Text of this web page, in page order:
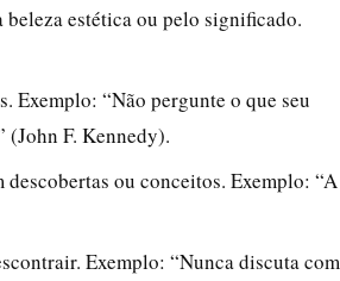
beleza estética ou pelo significado.
Exemplo: “Não pergunte o que seu
(John F. Kennedy).
ou conceitos. Exemplo: “A
Exemplo: “Nunca discuta com